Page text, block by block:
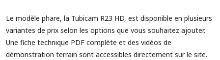
Le modèle phare, la Tubicam R23 HD, est disponible en plusieurs
variantes de prix selon les options que vous souhaitez ajouter.
Une fiche technique PDF complète et des vidéos de
démonstration terrain sont accessibles directement sur le site.